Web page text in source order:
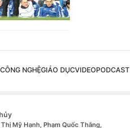
CÔNG NGHỆGIÁO DỤCVIDEOPODCAST
Mỹ Hạnh, Phạm Quốc Thắng,